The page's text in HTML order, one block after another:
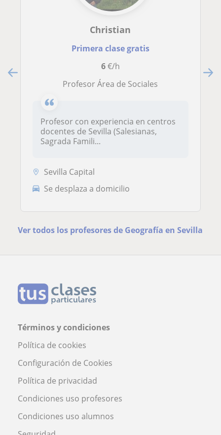
Christian
Primera clase gratis
6€/h
Profesor Área de Sociales
Profesor con experiencia en centros
docentes de Sevilla (Salesianas,
Sagrada Famili...
Sevilla Capital
Se desplaza a domicilio
Ver todos los profesores de Geografía en Sevilla
Términos y condiciones
Política de cookies
Configuración de Cookies
Política de privacidad
Condiciones uso profesores
Condiciones uso alumnos